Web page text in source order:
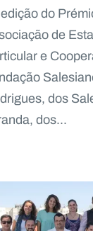
edição do
de
e
dos
dos...